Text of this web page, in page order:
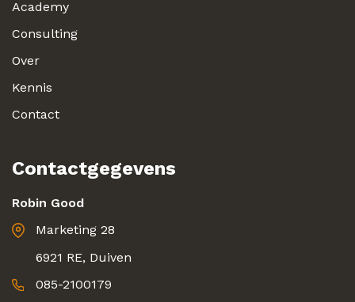
Academy
Consulting
Over
Kennis
Contact
Contactgegevens
Robin Good
Marketing 28
6921 RE, Duiven
085-2100179